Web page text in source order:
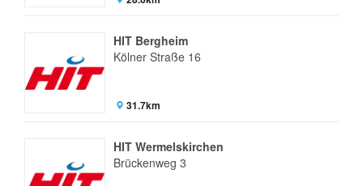
HIT Bergheim
Kölner Straße 16
31.7km
HIT Wermelskirchen
Brückenweg 3